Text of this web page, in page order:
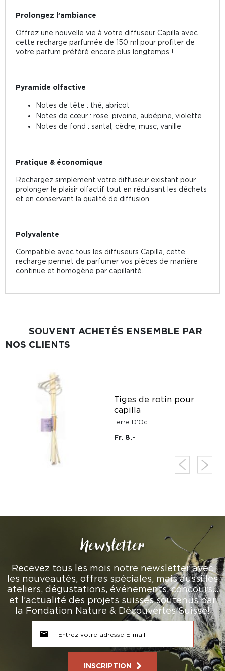
Prolongez l’ambiance
Offrez une nouvelle vie à votre diffuseur Capilla avec
cette recharge parfumée de 150 ml pour profiter de
votre parfum préféré encore plus longtemps !
Pyramide olfactive
Notes de tête : thé, abricot
Notes de cœur : rose, pivoine, aubépine, violette
Notes de fond : santal, cèdre, musc, vanille
Pratique & économique
Rechargez simplement votre diffuseur existant pour
prolonger le plaisir olfactif tout en réduisant les déchets
et en conservant la qualité de diffusion.
Polyvalente
Compatible avec tous les diffuseurs Capilla, cette
recharge permet de parfumer vos pièces de manière
continue et homogène par capillarité.
SOUVENT ACHETÉS ENSEMBLE PAR
NOS CLIENTS
Tiges de rotin pour
capilla
Terre D'Oc
Fr. 8.-
Newsletter
Recevez tous les mois notre newsletter avec
les nouveautés, offres spéciales, mais aussi les
ateliers, dégustations, événements, concours…
et l’actualité des projets suisses soutenus par
la Fondation Nature & Découvertes Suisse!
INSCRIPTION